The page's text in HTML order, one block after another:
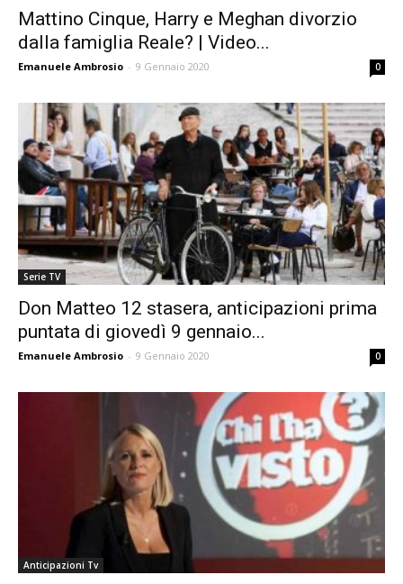
Mattino Cinque, Harry e Meghan divorzio
dalla famiglia Reale? | Video...
Emanuele Ambrosio - 9 Gennaio 2020 0
Serie TV
Don Matteo 12 stasera, anticipazioni prima
puntata di giovedì 9 gennaio...
Emanuele Ambrosio - 9 Gennaio 2020 0
Anticipazioni Tv